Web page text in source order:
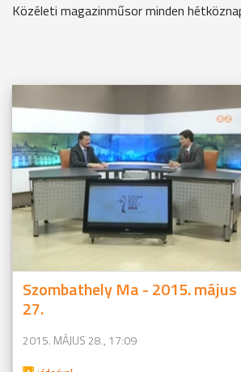
Közéleti magazinműsor minden
Szombathely Ma - 2015. május
27.
2015. MÁJUS 28., 17:09